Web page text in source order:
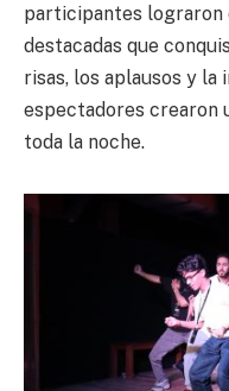
participantes lograron
destacadas que
risas, los aplausos y
espectadores crearon
toda la noche.